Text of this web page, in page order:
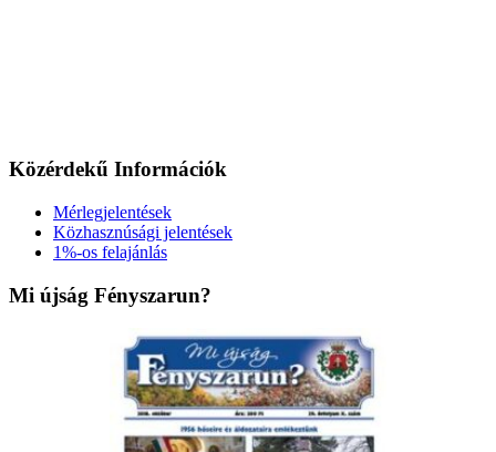
Közérdekű Információk
Mérlegjelentések
Közhasznúsági jelentések
1%-os felajánlás
Mi újság Fényszarun?